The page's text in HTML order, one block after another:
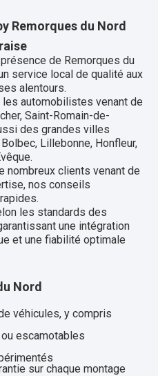
Remorques du Nord
de Remorques du
service local de qualité aux
alentours.
automobilistes venant de
Saint-Romain-de-
des grandes villes
Lillebonne, Honfleur,
nombreux clients venant de
nos conseils
les standards des
une intégration
et une fiabilité optimale
Nord
véhicules, y compris
escamotables
sur chaque montage